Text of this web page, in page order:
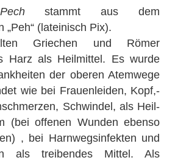
Pechstammt aus dem
„Peh“ (lateinisch Pix).
Griechen und Römer
Harz als Heilmittel. Es wurde
der oberen Atemwege
wie bei Frauenleiden, Kopf,-
Schwindel, als Heil-
(bei offenen Wunden ebenso
, bei Harnwegsinfekten und
als treibendes Mittel. Als